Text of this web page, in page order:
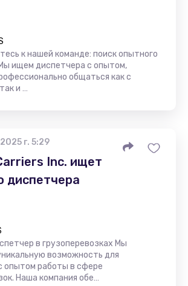
к нашей команде: поиск опытного
ищем диспетчера с опытом,
общаться как с
и …
г. 5:29
Inc. ищет
диспетчера
в грузоперевозках Мы
возможность для
опытом работы в сфере
Наша компания обе…